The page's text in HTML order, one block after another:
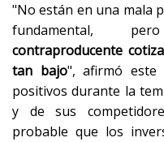
"No están en una mala
fundamental,
contraproducente
tan bajo", afirmó este
positivos durante la
y de sus
probable que los